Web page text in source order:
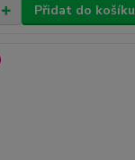
Přidat do košíku